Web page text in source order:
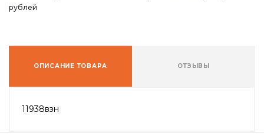
рублей
ОПИСАНИЕ ТОВАРА ОТЗЫВЫ
11938взн